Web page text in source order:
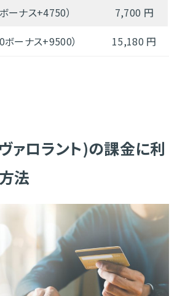
ーナス+4750）
7,700 円
ーナス+9500）
15,180 円
ァロラント)の課金に利
法